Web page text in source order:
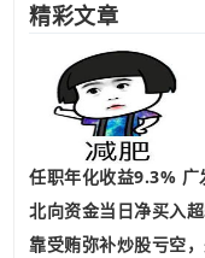
精彩文章
任职年化收益9.3% 广
北向资金当日净买入
靠受贿弥补炒股亏空